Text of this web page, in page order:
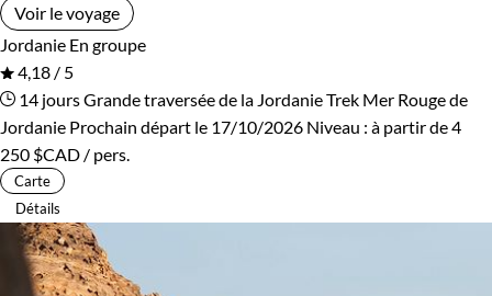
Voir le voyage
Jordanie En groupe
4,18 / 5
14 joursGrande traversée de la JordanieTrek Mer Rouge de
Jordanie Prochain départ le 17/10/2026 Niveau : à partir de4
250 $CAD / pers.
Carte
Détails